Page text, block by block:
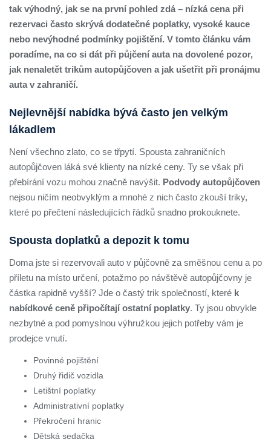
tak výhodný, jak se na první pohled zdá – nízká cena při
rezervaci často skrývá dodatečné poplatky, vysoké kauce
nebo nevýhodné podmínky pojištění. V tomto článku vám
poradíme, na co si dát při půjčení auta na dovolené pozor,
jak nenaletět trikům autopůjčoven a jak ušetřit při pronájmu
auta v zahraničí.
Nejlevnější nabídka bývá často jen velkým
lákadlem
Není všechno zlato, co se třpytí. Spousta zahraničních
autopůjčoven láká své klienty na nízké ceny. Ty se však při
přebírání vozu mohou značně navýšit. Podvody autopůjčoven
nejsou ničím neobvyklým a mnohé z nich často zkouší triky,
které po přečtení následujících řádků snadno prokouknete.
Spousta doplatků a depozit k tomu
Doma jste si rezervovali auto v půjčovně za směšnou cenu a po
příletu na místo určení, potažmo po návštěvě autopůjčovny je
částka rapidně vyšší? Jde o častý trik společností, které k
nabídkové ceně připočítají ostatní poplatky. Ty jsou obvykle
nezbytné a pod pomyslnou výhružkou jejich potřeby vám je
prodejce vnutí.
Povinné pojištění
Druhý řidič vozidla
Letištní poplatky
Administrativní poplatky
Překročení hranic
Dětská sedačka